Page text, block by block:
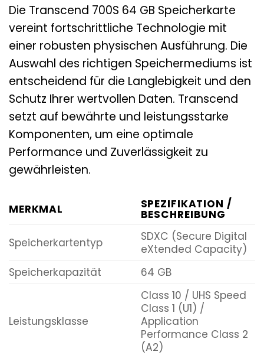
Die Transcend 700S 64 GB Speicherkarte
vereint fortschrittliche Technologie mit
einer robusten physischen Ausführung. Die
Auswahl des richtigen Speichermediums ist
entscheidend für die Langlebigkeit und den
Schutz Ihrer wertvollen Daten. Transcend
setzt auf bewährte und leistungsstarke
Komponenten, um eine optimale
Performance und Zuverlässigkeit zu
gewährleisten.
MERKMAL SPEZIFIKATION /
BESCHREIBUNG
Speicherkartentyp
SDXC (Secure Digital
eXtended Capacity)
Speicherkapazität
64 GB
Leistungsklasse
Class 10 / UHS Speed
Class 1 (U1) /
Application
Performance Class 2
(A2)